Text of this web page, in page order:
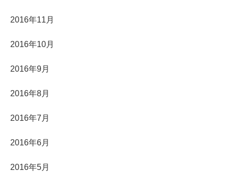
2016年11月
2016年10月
2016年9月
2016年8月
2016年7月
2016年6月
2016年5月